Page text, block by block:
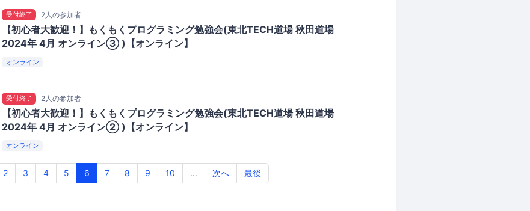
受付終了 2人の参加者
【初心者大歓迎！】もくもくプログラミング勉強会(東北TECH道場 秋田道場
2024年 4月 オンライン③ )【オンライン】
オンライン
受付終了 2人の参加者
【初心者大歓迎！】もくもくプログラミング勉強会(東北TECH道場 秋田道場
2024年 4月 オンライン② )【オンライン】
オンライン
2 3 4 5 6 7 8 9 10 ... 次へ 最後